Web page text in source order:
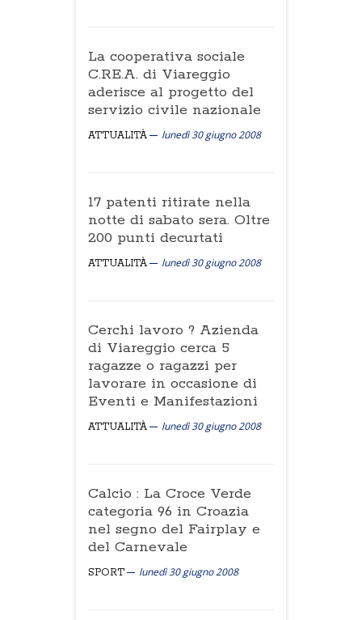
La cooperativa sociale
C.RE.A. di Viareggio
aderisce al progetto del
servizio civile nazionale
ATTUALITÀ lunedì 30 giugno 2008
17 patenti ritirate nella
notte di sabato sera. Oltre
200 punti decurtati
ATTUALITÀ lunedì 30 giugno 2008
Cerchi lavoro ? Azienda
di Viareggio cerca 5
ragazze o ragazzi per
lavorare in occasione di
Eventi e Manifestazioni
ATTUALITÀ lunedì 30 giugno 2008
Calcio : La Croce Verde
categoria 96 in Croazia
nel segno del Fairplay e
del Carnevale
SPORT lunedì 30 giugno 2008